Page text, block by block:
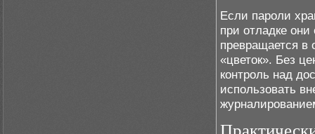
Если пароли
при отладке
превращается в
«цветок». Без
контроль над
использовать